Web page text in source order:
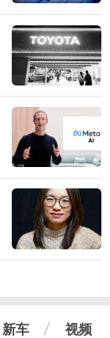
新车 视频